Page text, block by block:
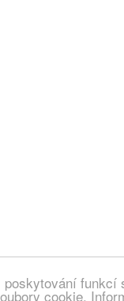
cookie.